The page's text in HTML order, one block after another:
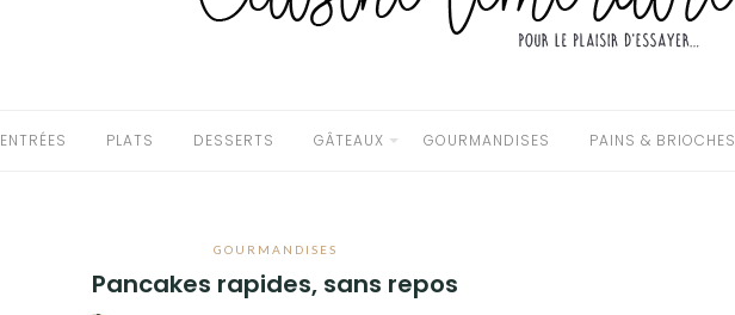
ENTRÉES PLATS DESSERTS GÂTEAUX GOURMANDISES PAINS & BRIOCHES
GOURMANDISES
Pancakes rapides, sans repos